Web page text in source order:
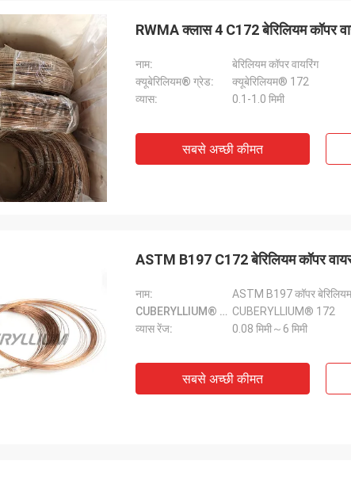
RWMA क्लास 4 C172 बेरिलियम कॉपर
नाम:
बेरिलियम कॉपर वायरिंग
क्यूबेरिलियम® ग्रेड:
क्यूबेरिलियम® 172
व्यास:
0.1-1.0 मिमी
सबसे अच्छी कीमत
ASTM B197 C172 बेरिलियम कॉपर
नाम:
ASTM B197 कॉपर
CUBERYLLIUM® ग्रेड: CUBERYLLIUM® 172
व्यास रेंज:
0.08 मिमी～6 मिमी
सबसे अच्छी कीमत